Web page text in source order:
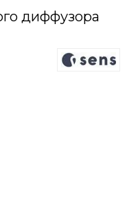
диффузора